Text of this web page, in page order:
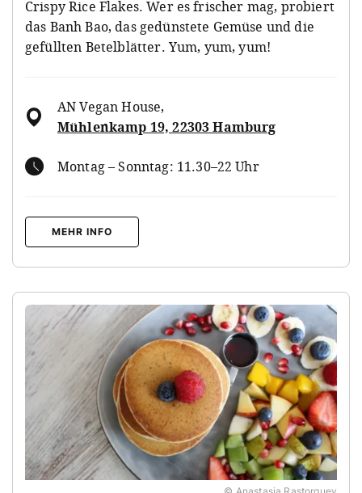
Crispy Rice Flakes. Wer es frischer mag, probiert
das Banh Bao, das gedünstete Gemüse und die
gefüllten Betelblätter. Yum, yum, yum!
AN Vegan House,
Mühlenkamp 19, 22303 Hamburg
Montag – Sonntag: 11.30–22 Uhr
MEHR INFO